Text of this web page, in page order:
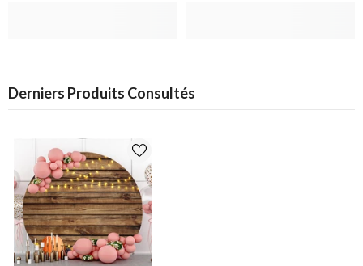
Derniers Produits Consultés